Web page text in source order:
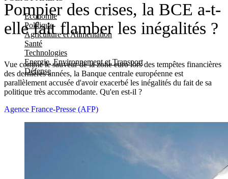
Economie
Politique
Agriculture et Alimentation
Santé
Technologies
Energie, Environnement et Transport
Défense
Pompier des crises, la BCE a-t-
elle fait flamber les inégalités ?
Vue comme le sauveur de la zone euro lors des tempêtes financières
des dernières années, la Banque centrale européenne est
parallèlement accusée d'avoir exacerbé les inégalités du fait de sa
politique très accommodante. Qu'en est-il ?
Agence France-Presse (AFP)